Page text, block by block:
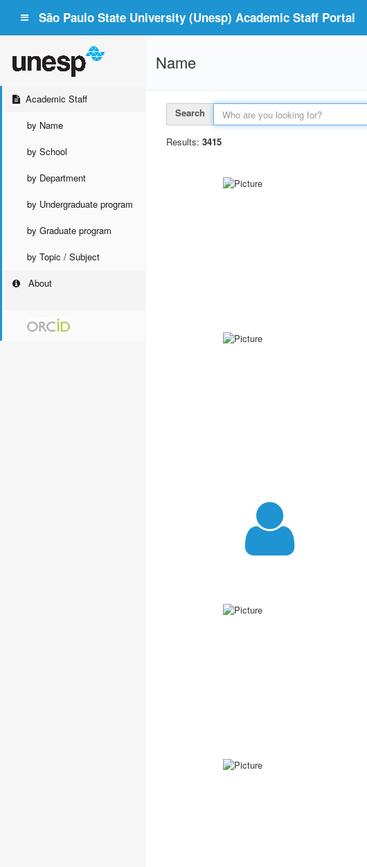
São Paulo State University (Unesp) Academic Staff Portal
Academic Staff
by Name
by School
by Department
by Undergraduate program
by Graduate program
by Topic / Subject
About
Name
Search
Results: 3415